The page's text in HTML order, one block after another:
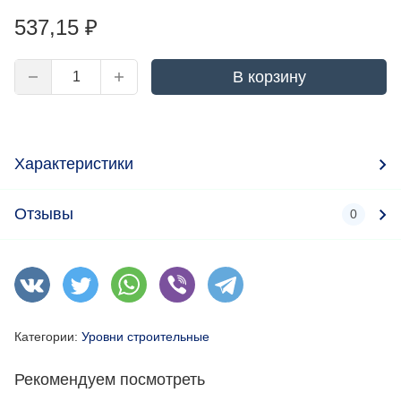
537,15 ₽
В корзину
Характеристики
Отзывы 0
Категории: Уровни строительные
Рекомендуем посмотреть